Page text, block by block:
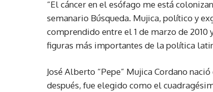
“El cáncer en el esófago me está
semanario Búsqueda. Mujica, político y
comprendido entre el 1 de marzo de 2010
figuras más importantes de la política
José Alberto “Pepe” Mujica Cordano
después, fue elegido como el